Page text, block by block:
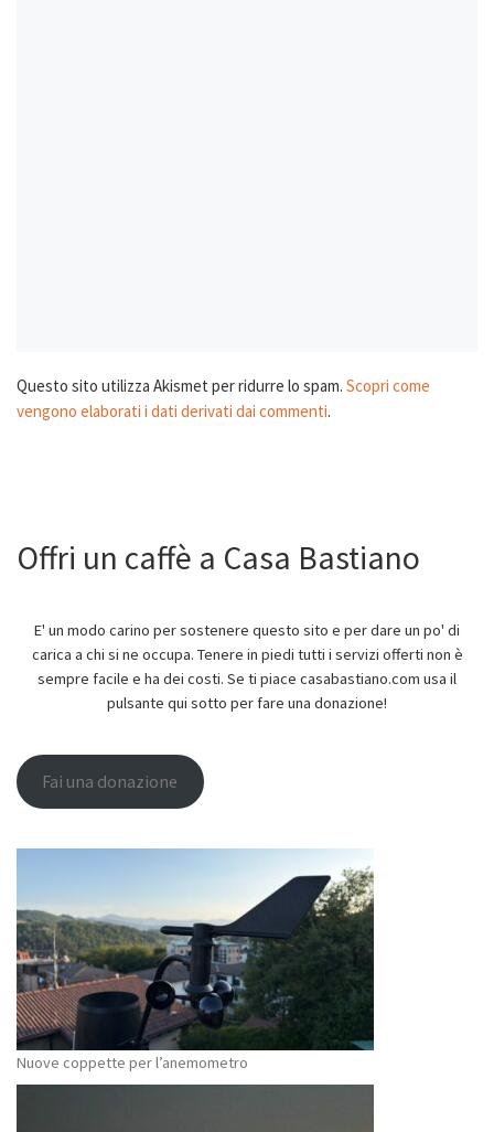
Questo sito utilizza Akismet per ridurre lo spam. Scopri come
vengono elaborati i dati derivati dai commenti.
Offri un caffè a Casa Bastiano
E' un modo carino per sostenere questo sito e per dare un po' di
carica a chi si ne occupa. Tenere in piedi tutti i servizi offerti non è
sempre facile e ha dei costi. Se ti piace casabastiano.com usa il
pulsante qui sotto per fare una donazione!
Fai una donazione
Nuove coppette per l’anemometro